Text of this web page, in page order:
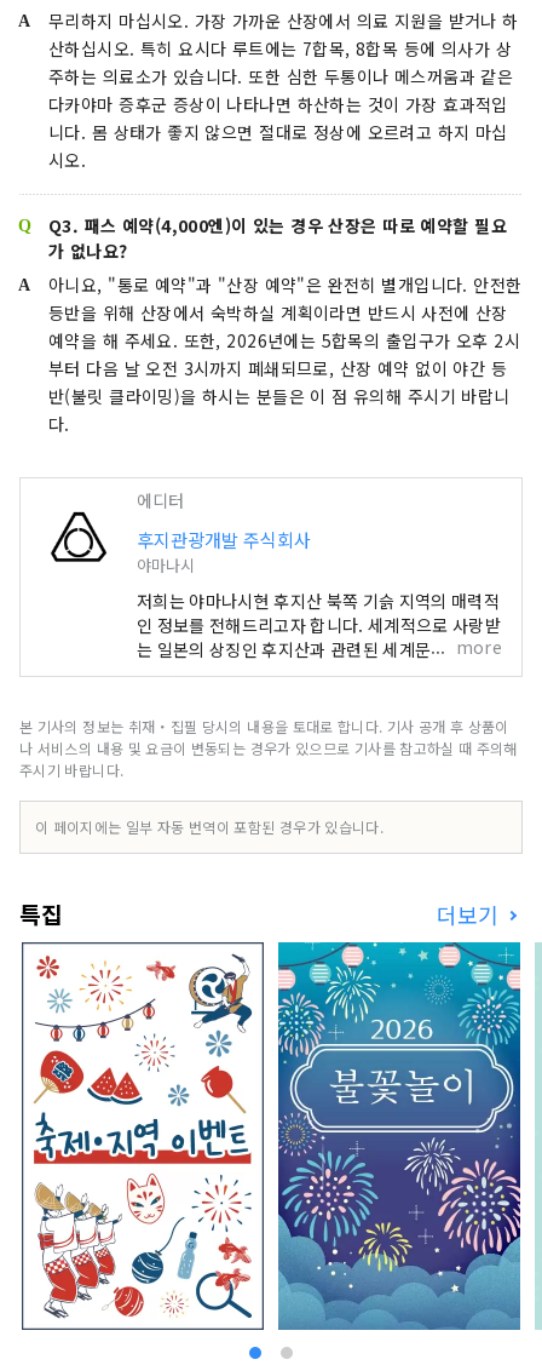
무리하지 마십시오. 가장 가까운 산장에서 의료 지원을 받거나 하
산하십시오. 특히 요시다 루트에는 7합목, 8합목 등에 의사가 상
주하는 의료소가 있습니다. 또한 심한 두통이나 메스꺼움과 같은
다카야마 증후군 증상이 나타나면 하산하는 것이 가장 효과적입
니다. 몸 상태가 좋지 않으면 절대로 정상에 오르려고 하지 마십
시오.
Q3. 패스 예약(4,000엔)이 있는 경우 산장은 따로 예약할 필요
가 없나요?
아니요, "통로 예약"과 "산장 예약"은 완전히 별개입니다. 안전한
등반을 위해 산장에서 숙박하실 계획이라면 반드시 사전에 산장
예약을 해 주세요. 또한, 2026년에는 5합목의 출입구가 오후 2시
부터 다음 날 오전 3시까지 폐쇄되므로, 산장 예약 없이 야간 등
반(불릿 클라이밍)을 하시는 분들은 이 점 유의해 주시기 바랍니
다.
에디터
후지관광개발 주식회사
야마나시
저희는 야마나시현 후지산 북쪽 기슭 지역의 매력적
인 정보를 전해드리고자 합니다. 세계적으로 사랑받
는 일본의 상징인 후지산과 관련된 세계문화유산도
함께 소개해 드립니다. 야마나시현 후지산 북쪽에
는 곳으로, 모토스호, 쇼지호, 사이호, 가와구치호,
야마나카호 등 다섯 개의 호수로 이루어져 있습니
겐 신사, 가와구치 아사마 신사, 후지 오무로 센겐 신
사와 같은 역사적인 신사들과 천연기념물인 오시노
소로 유명한 후지산 기슭에는 사계절 내내 다양한
볼거리가 있습니다. 봄에는 아라쿠라야마 센겐공원
에서 후지산, 벚꽃, 그리고 5층 탑인 주레이토가 어
우러진 아름다운 풍경을 감상할 수 있습니다. 여름
에는 가와구치호 허브 페스티벌의 주요 행사장인 오
이시공원을 즐길 수 있으며, 가을에는 가와구치호
모미지 회랑에서 후지산과 단풍이 만들어내는 절경
을 감상할 수 있습니다. 겨울에는 후지산의 웅장한
전망과 함께 스키와 스노보드를 즐길 수 있는 후지
텐 스노 리조트가 있습니다. 최근에는 후지산의 웅
장한 자연 속에서 트레킹, 사이클링, 캠핑 등의 액티
비티를 즐기는 사람들도 증가하고 있습니다. 저희는
후지산 북쪽 기슭 가와구치호 지역을 거점으로, 후
지산의 자연을 활용한 테마파크 「후지 스바루랜
드」, 후지산 천연수를 사용하여 양조한 세계적인
평가를 받은 크래프트 맥주 「후지자쿠라 하이츠 맥
주」, 후지산 기슭 지하 1,000m에서 솟아나는 천
연 온천 「후지 조보노유 유라리」, 그리고 웅장한
후지산 전망과 함께 겨울 스포츠를 즐길 수 있는
more
본 기사의 정보는 취재・집필 당시의 내용을 토대로 합니다. 기사 공개 후 상품이
나 서비스의 내용 및 요금이 변동되는 경우가 있으므로 기사를 참고하실 때 주의해
주시기 바랍니다.
이 페이지에는 일부 자동 번역이 포함된 경우가 있습니다.
특집 더보기